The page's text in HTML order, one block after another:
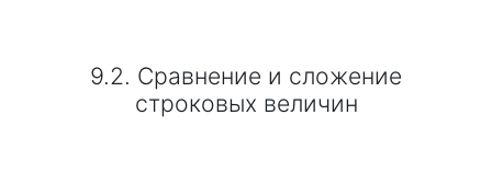
9.2. Сравнение и сложение
строковых величин